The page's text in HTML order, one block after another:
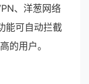
、洋葱网络
能可自动拦截
的用户。